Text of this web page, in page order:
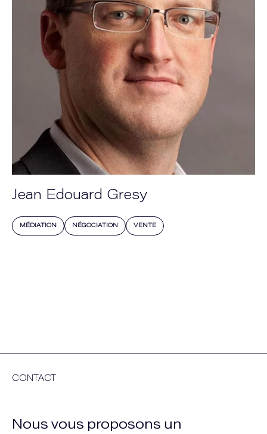
Jean Edouard Gresy
MÉDIATION NÉGOCIATION VENTE
CONTACT
Nous vous proposons un